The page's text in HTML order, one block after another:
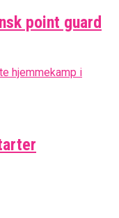
point guard